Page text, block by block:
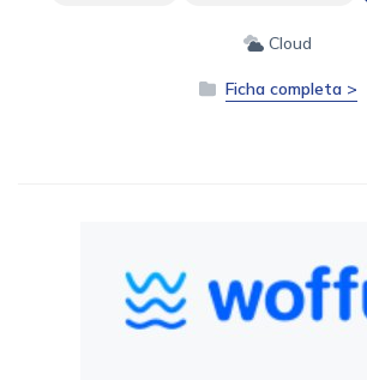
Cloud
Ficha completa >